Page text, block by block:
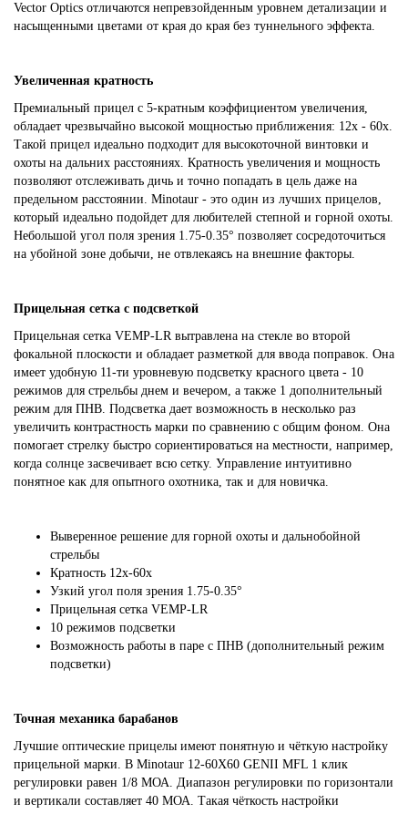
Vector Optics отличаются непревзойденным уровнем детализации и
насыщенными цветами от края до края без туннельного эффекта.
Увеличенная кратность
Премиальный прицел с 5-кратным коэффициентом увеличения,
обладает чрезвычайно высокой мощностью приближения: 12x - 60x.
Такой прицел идеально подходит для высокоточной винтовки и
охоты на дальних расстояниях. Кратность увеличения и мощность
позволяют отслеживать дичь и точно попадать в цель даже на
предельном расстоянии. Minotaur - это один из лучших прицелов,
который идеально подойдет для любителей степной и горной охоты.
Небольшой угол поля зрения 1.75-0.35° позволяет сосредоточиться
на убойной зоне добычи, не отвлекаясь на внешние факторы.
Прицельная сетка с подсветкой
Прицельная сетка VEMP-LR вытравлена на стекле во второй
фокальной плоскости и обладает разметкой для ввода поправок. Она
имеет удобную 11-ти уровневую подсветку красного цвета - 10
режимов для стрельбы днем и вечером, а также 1 дополнительный
режим для ПНВ. Подсветка дает возможность в несколько раз
увеличить контрастность марки по сравнению с общим фоном. Она
помогает стрелку быстро сориентироваться на местности, например,
когда солнце засвечивает всю сетку. Управление интуитивно
понятное как для опытного охотника, так и для новичка.
Выверенное решение для горной охоты и дальнобойной
стрельбы
Кратность 12х-60х
Узкий угол поля зрения 1.75-0.35°
Прицельная сетка VEMP-LR
10 режимов подсветки
Возможность работы в паре с ПНВ (дополнительный режим
подсветки)
Точная механика барабанов
Лучшие оптические прицелы имеют понятную и чёткую настройку
прицельной марки. В Minotaur 12-60X60 GENII MFL 1 клик
регулировки равен 1/8 МОА. Диапазон регулировки по горизонтали
и вертикали составляет 40 МОА. Такая чёткость настройки